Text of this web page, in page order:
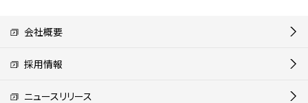
会社概要
採用情報
ニュースリリース